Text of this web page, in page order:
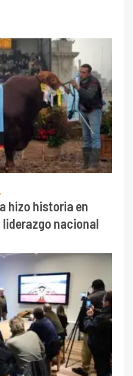
hizo historia en
nacional